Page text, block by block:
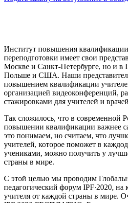
Институт повышения
переподготовки имеет свои
Москве и Санкт-Петербурге, но и в
Польше и США. Наши
повышением квалификации
организацией видеоконференций,
стажировками для учителей и
Так сложилось, что в современной
повышении квалификации важнее
это понимаем, но считаем, что
учителей, которое поможет в
учениками, можно получить у
страны в мире.
С этой целью мы проводим
педагогический форум IPF∙2020,
учителя от каждой страны в мире.